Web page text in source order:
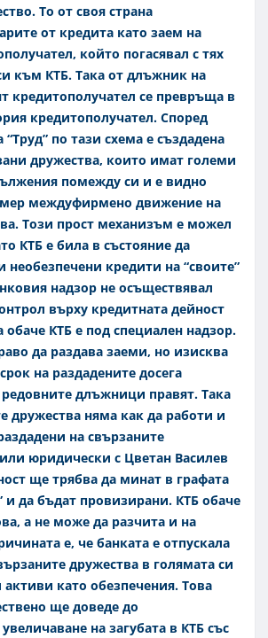
То от своя страна
от кредита като заем на
който погасявал с тях
към КТБ. Така от длъжник на
кредитополучател се превръща в
кредитополучател. Според
по тази схема е създадена
дружества, които имат големи
помежду си и е видно
междуфирмено движение на
Този прост механизъм е можел
КТБ е била в състояние да
необезпечени кредити на “своите”
надзор не осъществявал
върху кредитната дейност
обаче КТБ е под специален надзор.
да раздава заеми, но изисква
на раздадените досега
длъжници правят. Така
дружества няма как да работи и
на свързаните
юридически с Цветан Василев
ще трябва да минат в графата
и да бъдат провизирани. КТБ обаче
а не може да разчита и на
е, че банката е отпускала
дружества в голямата си
активи като обезпечения. Това
ще доведе до
на загубата в КТБ със